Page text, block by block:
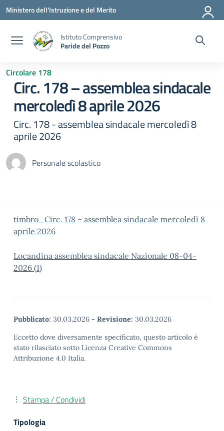
Vai ai contenuti
Vai al menu di navigazione
Vai al footer
Ministero dell'Istruzione e del Merito
Istituto Comprensivo
Paride del Pozzo
Circolare 178
Circ. 178 – assemblea sindacale
mercoledì 8 aprile 2026
Circ. 178 - assemblea sindacale mercoledì 8
aprile 2026
Personale scolastico
timbro_Circ. 178 – assemblea sindacale mercoledì 8
aprile 2026
Locandina assemblea sindacale Nazionale 08-04-
2026 (1)
Pubblicato: 30.03.2026 - Revisione: 30.03.2026
Eccetto dove diversamente specificato, questo articolo è
stato rilasciato sotto Licenza Creative Commons
Attribuzione 4.0 Italia.
Stampa / Condividi
Tipologia